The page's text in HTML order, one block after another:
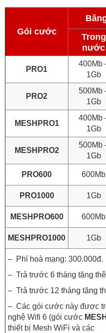
Gói cước
Trong
nước
PRO1
400Mb
1Gb
PRO2
500Mb
1Gb
MESHPRO1
400Mb
1Gb
MESHPRO2
500Mb
1Gb
PRO600 600Mb
PRO1000 1Gb
MESHPRO600 600Mb
MESHPRO1000 1Gb
– Phí hoà mạng: 300.000đ.
– Trả trước 6 tháng tặng
– Trả trước 12 tháng tặng
– Các gói cước này được
nghệ Wifi 6 (gói cước
thiết bị Mesh WiFi và các